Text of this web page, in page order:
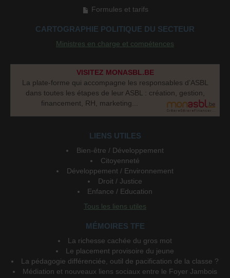
Formules et tarifs
CARTOGRAPHIE POLITIQUE DU SECTEUR
Ministres en charge et compétences
VISITEZ MONASBL.BE
La plate-forme qui accompagne les responsables d’ASBL
dans toutes les étapes de leur ASBL : création, gestion,
financement, RH, marketing...
LIENS UTILES
Bien-être / Développement
Citoyenneté
Développement / Environnement
Droit / Justice
Enfance / Education
Tous les liens utiles
MÉMOIRES TFE
La richesse cachée du gros mot
Le placement provisoire du jeune
La pédagogie différenciée, outil de pacification de la classe ?
Médiation et nouveaux liens sociaux entre le Foyer Jambois